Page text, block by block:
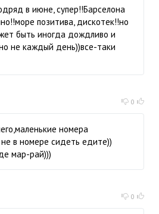
в июне, супер!!Барселона
позитива, дискотек!!но
быть иногда дождливо и
не каждый день))все-таки
0
номера
в номере сидеть едите))
мар-рай)))
0